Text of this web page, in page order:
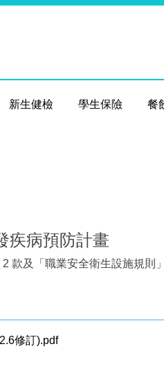
新生健檢 學生保險 餐
疾病預防計畫
款及「職業安全衛生設施規
修訂).pdf